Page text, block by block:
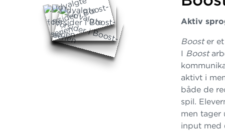
Aktiv
Booster et
I Boost
aktivt i
både de
spil.
men tager
input med